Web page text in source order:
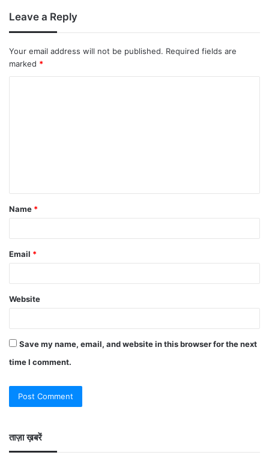
Leave a Reply
Your email address will not be published. Required fields are
marked *
Name *
Email *
Website
Save my name, email, and website in this browser for the next
time I comment.
ताज़ा ख़बरें